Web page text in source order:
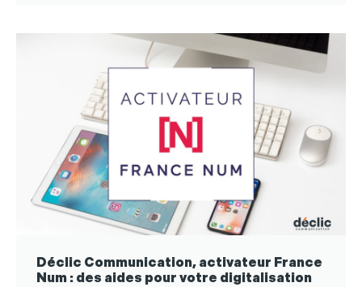
Déclic Communication, activateur France
Num : des aides pour votre digitalisation